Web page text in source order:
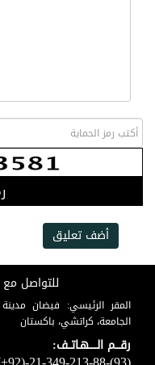
أضف تعليق
للتواصل مع
المقر الرئيسي: فيضان مدينة
الجامعة، كراتشي، باكستان
رقـــم الـــــهـاتــف: